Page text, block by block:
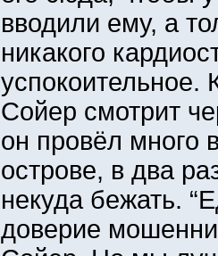
вводили ему, а
никакого
Сойер смотрит
он провёл много
острове, в два
некуда бежать.
доверие